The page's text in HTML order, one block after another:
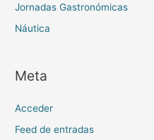
Jornadas Gastronómicas
Náutica
Meta
Acceder
Feed de entradas